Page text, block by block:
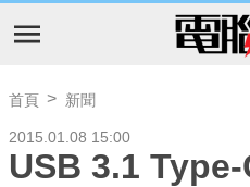
首頁 新聞
2015.01.08 15:00
USB 3.1